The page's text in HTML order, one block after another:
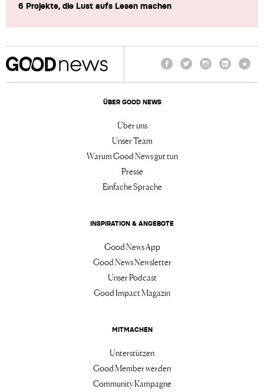
6 Projekte, die Lust aufs Lesen machen
ÜBER GOOD NEWS
Über uns
Unser Team
Warum Good News gut tun
Presse
Einfache Sprache
INSPIRATION & ANGEBOTE
Good News App
Good News Newsletter
Unser Podcast
Good Impact Magazin
MITMACHEN
Unterstützen
Good Member werden
Community Kampagne